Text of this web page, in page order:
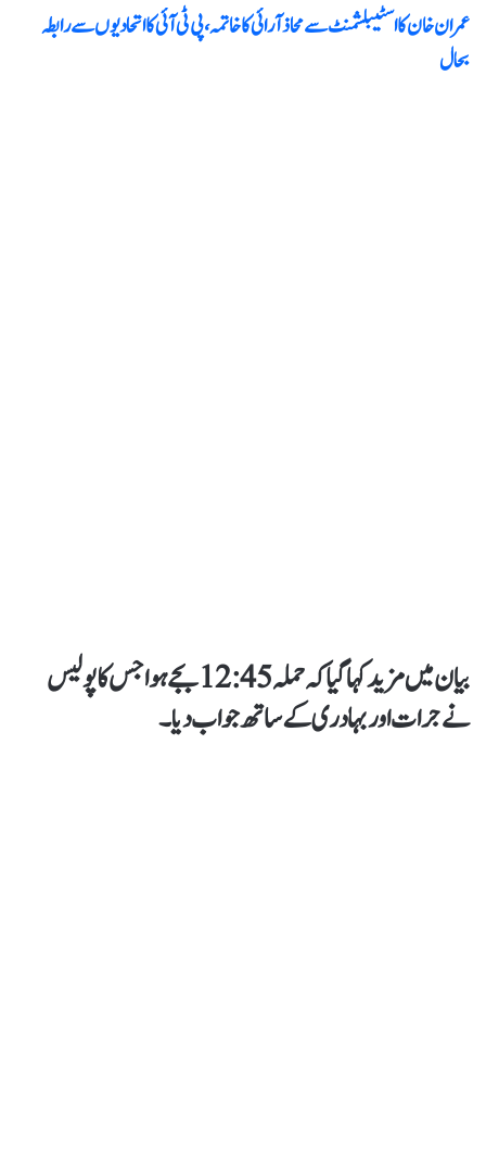
عمران خان کا اسٹیبلشمنٹ سے محاذ آرائی کا خاتمہ، پی ٹی آئی کا اتحادیوں سے رابطہ
بحال
بیان میں مزید کہا گیا کہ حملہ 12:45 بجےہواجس کا پولیس
نےجرات اور بہادری کےساتھ جواب دیا۔